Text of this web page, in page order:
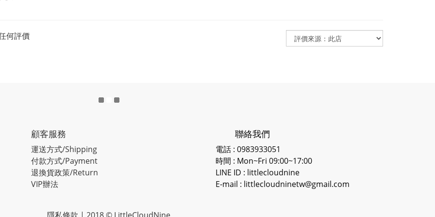
何評價
顧客服務
運送方式/Shipping
付款方式/Payment
退換貨政策/Return
VIP辦法
聯絡我們
電話 : 0983933051
時間 : Mon~Fri 09:00~17:00
LINE ID : littlecloudnine
E-mail : littlecloudninetw@gmail.com